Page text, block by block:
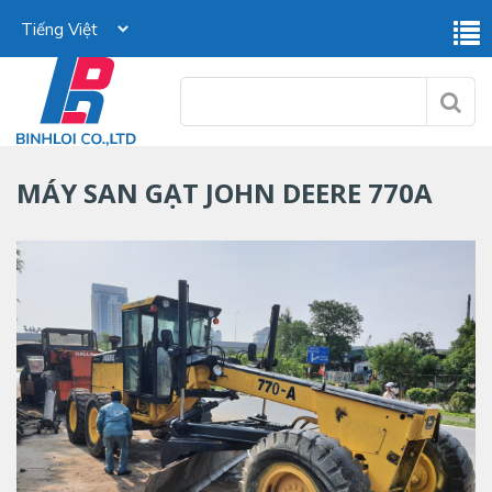
MÁY SAN GẠT JOHN DEERE 770A